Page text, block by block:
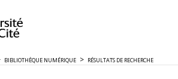
BIBLIOTHÈQUE NUMÉRIQUE RÉSULTATS DE RECHERCHE